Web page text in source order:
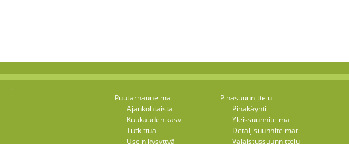
Puutarhaunelma
Ajankohtaista
Kuukauden kasvi
Tutkittua
Usein kysyttyä
Pihasuunnittelu
Pihakäynti
Yleissuunnitelma
Detaljisuunnitelmat
Valaistussuunnittelu